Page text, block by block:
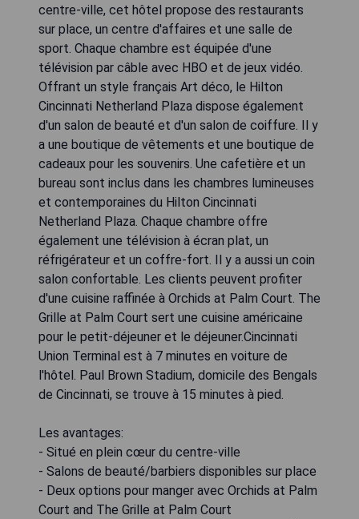
centre-ville, cet hôtel propose des restaurants
sur place, un centre d'affaires et une salle de
sport. Chaque chambre est équipée d'une
télévision par câble avec HBO et de jeux vidéo.
Offrant un style français Art déco, le Hilton
Cincinnati Netherland Plaza dispose également
d'un salon de beauté et d'un salon de coiffure. Il y
a une boutique de vêtements et une boutique de
cadeaux pour les souvenirs. Une cafetière et un
bureau sont inclus dans les chambres lumineuses
et contemporaines du Hilton Cincinnati
Netherland Plaza. Chaque chambre offre
également une télévision à écran plat, un
réfrigérateur et un coffre-fort. Il y a aussi un coin
salon confortable. Les clients peuvent profiter
d'une cuisine raffinée à Orchids at Palm Court. The
Grille at Palm Court sert une cuisine américaine
pour le petit-déjeuner et le déjeuner.Cincinnati
Union Terminal est à 7 minutes en voiture de
l'hôtel. Paul Brown Stadium, domicile des Bengals
de Cincinnati, se trouve à 15 minutes à pied.
Les avantages:
- Situé en plein cœur du centre-ville
- Salons de beauté/barbiers disponibles sur place
- Deux options pour manger avec Orchids at Palm
Court and The Grille at Palm Court